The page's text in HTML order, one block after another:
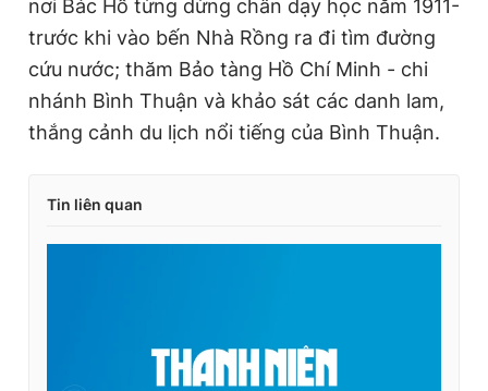
nơi Bác Hồ từng dừng chân dạy học năm 1911-
trước khi vào bến Nhà Rồng ra đi tìm đường
cứu nước; thăm Bảo tàng Hồ Chí Minh - chi
nhánh Bình Thuận và khảo sát các danh lam,
thắng cảnh du lịch nổi tiếng của Bình Thuận.
Tin liên quan